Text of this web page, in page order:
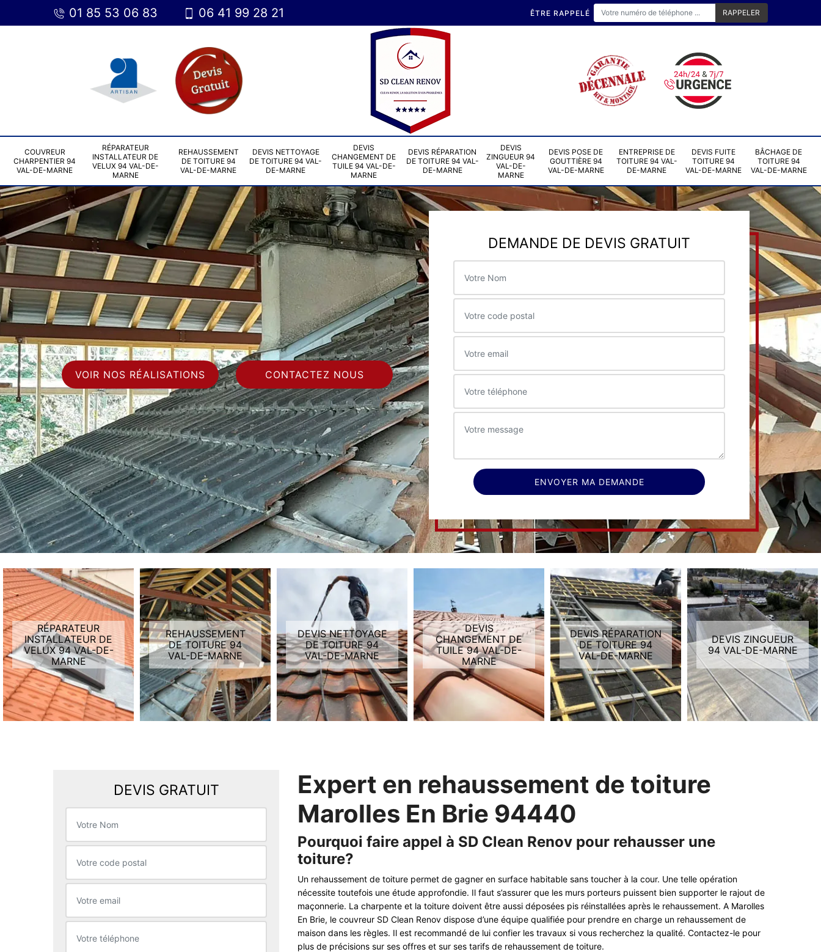
01 85 53 06 83 06 41 99 28 21 ÊTRE RAPPELÉ
COUVREUR
CHARPENTIER 94
VAL-DE-MARNE
RÉPARATEUR
INSTALLATEUR DE
VELUX 94 VAL-DE-
MARNE
REHAUSSEMENT
DE TOITURE 94
VAL-DE-MARNE
DEVIS NETTOYAGE
DE TOITURE 94 VAL-
DE-MARNE
DEVIS
CHANGEMENT DE
TUILE 94 VAL-DE-
MARNE
DEVIS RÉPARATION
DE TOITURE 94 VAL-
DE-MARNE
DEVIS
ZINGUEUR 94
VAL-DE-
MARNE
DEVIS POSE DE
GOUTTIÈRE 94
VAL-DE-MARNE
ENTREPRISE DE
TOITURE 94 VAL-
DE-MARNE
DEVIS FUITE
TOITURE 94
VAL-DE-MARNE
BÂCHAGE DE
TOITURE 94
VAL-DE-MARNE
VOIR NOS RÉALISATIONS CONTACTEZ NOUS
DEMANDE DE DEVIS GRATUIT
RÉPARATEUR
INSTALLATEUR DE
VELUX 94 VAL-DE-
MARNE
REHAUSSEMENT
DE TOITURE 94
VAL-DE-MARNE
DEVIS NETTOYAGE
DE TOITURE 94
VAL-DE-MARNE
DEVIS
CHANGEMENT DE
TUILE 94 VAL-DE-
MARNE
DEVIS RÉPARATION
DE TOITURE 94
VAL-DE-MARNE
DEVIS ZINGUEUR
94 VAL-DE-MARNE
DEVIS GRATUIT
Expert en rehaussement de toiture
Marolles En Brie 94440
Pourquoi faire appel à SD Clean Renov pour rehausser une
toiture?
Un rehaussement de toiture permet de gagner en surface habitable sans toucher à la cour. Une telle opération
nécessite toutefois une étude approfondie. Il faut s’assurer que les murs porteurs puissent bien supporter le rajout de
maçonnerie. La charpente et la toiture doivent être aussi déposées pis réinstallées après le rehaussement. A Marolles
En Brie, le couvreur SD Clean Renov dispose d’une équipe qualifiée pour prendre en charge un rehaussement de
maison dans les règles. Il est recommandé de lui confier les travaux si vous recherchez la qualité. Contactez-le pour
plus de précisions sur ses offres et sur ses tarifs de rehaussement de toiture.